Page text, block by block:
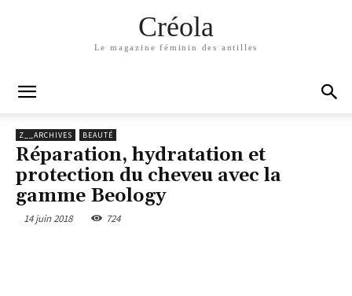
Créola
Le magazine féminin des antilles
Z__ARCHIVES BEAUTÉ
Réparation, hydratation et
protection du cheveu avec la
gamme Beology
14 juin 2018 724